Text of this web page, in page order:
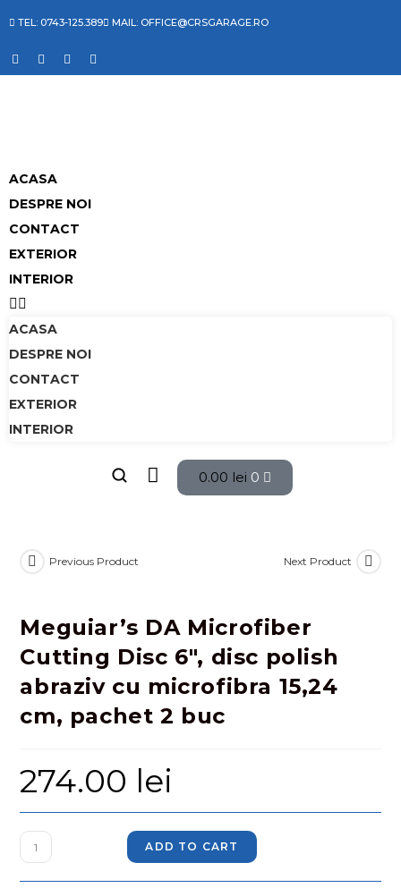
TEL: 0743-125.389 MAIL: OFFICE@CRSGARAGE.RO
ACASA
DESPRE NOI
CONTACT
EXTERIOR
INTERIOR
ACASA
DESPRE NOI
CONTACT
EXTERIOR
INTERIOR
0.00 lei 0
Previous Product Next Product
Meguiar’s DA Microfiber
Cutting Disc 6″, disc polish
abraziv cu microfibra 15,24
cm, pachet 2 buc
274.00 lei
ADD TO CART